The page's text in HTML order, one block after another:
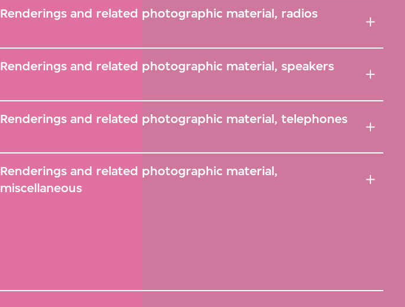
Renderings and related photographic material, radios
Renderings and related photographic material, speakers
Renderings and related photographic material, telephones
Renderings and related photographic material,
miscellaneous